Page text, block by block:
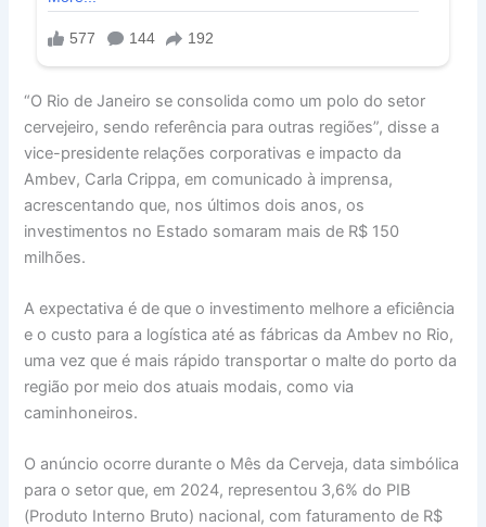
“O Rio de Janeiro se consolida como um polo do setor
cervejeiro, sendo referência para outras regiões”, disse a
vice-presidente relações corporativas e impacto da
Ambev, Carla Crippa, em comunicado à imprensa,
acrescentando que, nos últimos dois anos, os
investimentos no Estado somaram mais de R$ 150
milhões.
A expectativa é de que o investimento melhore a eficiência
e o custo para a logística até as fábricas da Ambev no Rio,
uma vez que é mais rápido transportar o malte do porto da
região por meio dos atuais modais, como via
caminhoneiros.
O anúncio ocorre durante o Mês da Cerveja, data simbólica
para o setor que, em 2024, representou 3,6% do PIB
(Produto Interno Bruto) nacional, com faturamento de R$